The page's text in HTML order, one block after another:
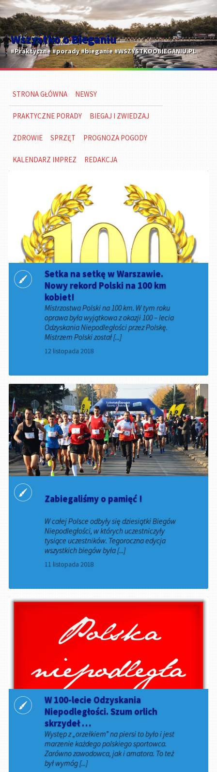
Wszystko o Bieganiu
#Praktyczne #porady #bieganie #WSZYSTKOOBIEGANIU.PL
STRONA GŁÓWNA NEWSY
PRAKTYCZNE PORADY BIEGAJ I ZWIEDZAJ
ZDROWIE SPRZĘT PROGNOZA POGODY
KALENDARZ IMPREZ REDAKCJA
Setka na setkę w Warszawie.
Nowy rekord Polski na 100 km
kobiet!
Mistrzostwa Polski na 100 km. W tym roku
oprawa była wyjątkowa z okazji 100 – lecia
Odzyskania Niepodległości przez Polskę.
Mistrzem Polski został [...]
12 listopada 2018
Zabiegaliśmy o pamięć !
W całej Polsce odbyły się dziesiątki Biegów
Niepodległości, w których uczestniczyły
tysiące uczestników. Tegoroczna edycja
wszystkich biegów była [...]
11 listopada 2018
W 100-lecie Odzyskania
Niepodległości. Szum orlich
skrzydeł …
Występ z „orzełkiem” na piersi to było i jest
marzenie każdego polskiego sportowca.
Zarówno zawodowca, jak i amatora. To też
był wymóg [...]